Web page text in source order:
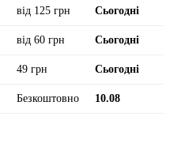
від 125 грн Сьогодні
від 60 грн Сьогодні
49 грн Сьогодні
Безкоштовно 10.08